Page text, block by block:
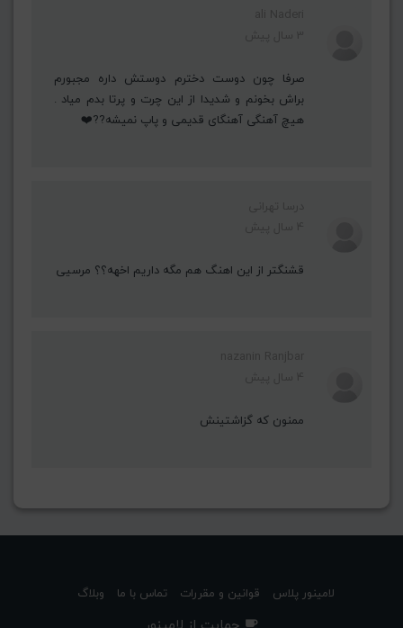
صرفا چون دوست دخترم دوستش داره مجبورم
براش بخونم و شدیدا از این چرت و پرتا بدم میاد .
هیچ آهنگی آهنگای قدیمی و پاپ نمیشه??❤️
قشنگتر از این اهنگ هم مگه داریم اخهه؟؟ مرسیی
ممنون که گزاشتینش
لامینور پلاس قوانین و مقررات تماس با ما وبلاگ